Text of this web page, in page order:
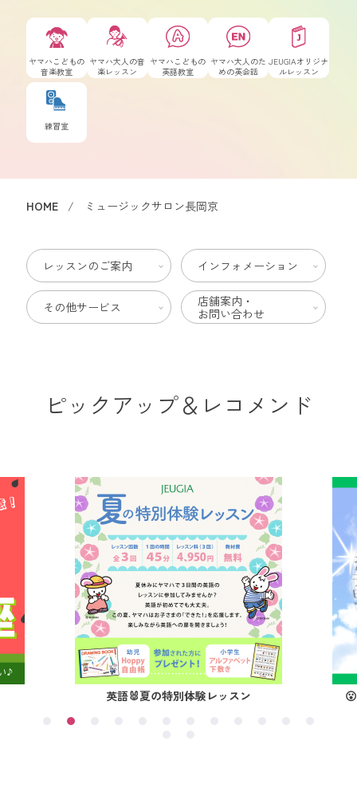
ヤマハこどもの
音楽教室
ヤマハ大人の音
楽レッスン
ヤマハこどもの
英語教室
ヤマハ大人のた
めの英会話
JEUGIAオリジナ
ルレッスン
練習室
HOME ミュージックサロン長岡京
レッスンのご案内 インフォメーション
その他サービス
店舗案内・
お問い合わせ
ピックアップ＆レコメンド
😮JEUGIA合唱部-長岡京-部員大募集 1